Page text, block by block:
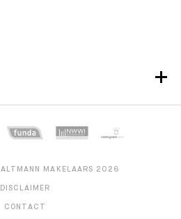
MAKELAARS 2026
DISCLAIMER
CONTACT